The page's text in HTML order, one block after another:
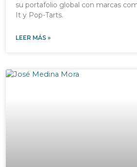
su portafolio global con marcas
It y Pop-Tarts.
LEER MÁS »